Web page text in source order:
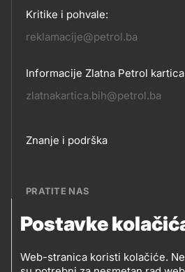
Postavke
Web-stranica koristi kolačiće.
Kritike i pohvale:
reklamacije@petrol.ba
Informacije Zlatna Petrol
zlatnakartica.bih@petrol.ba
Footer
Znanje i podrška
PRATITE NAS
PRATITE
Petrol BH Oil Company, d.o.o.
Džemala Bijedića 202, 71210